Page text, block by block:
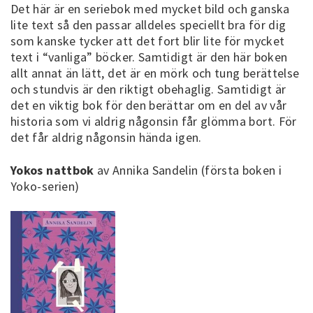
Det här är en seriebok med mycket bild och ganska
lite text så den passar alldeles speciellt bra för dig
som kanske tycker att det fort blir lite för mycket
text i “vanliga” böcker. Samtidigt är den här boken
allt annat än lätt, det är en mörk och tung berättelse
och stundvis är den riktigt obehaglig. Samtidigt är
det en viktig bok för den berättar om en del av vår
historia som vi aldrig någonsin får glömma bort. För
det får aldrig någonsin hända igen.
Yokos nattbok av Annika Sandelin (första boken i
Yoko-serien)